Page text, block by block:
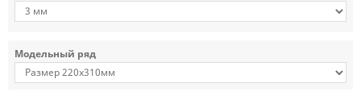
Модельный ряд